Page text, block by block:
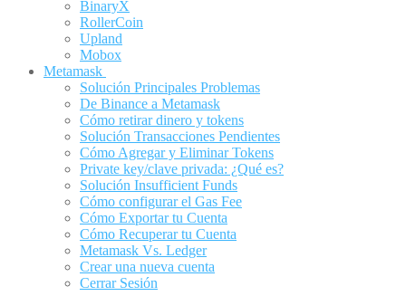
BinaryX
RollerCoin
Upland
Mobox
Metamask
Solución Principales Problemas
De Binance a Metamask
Cómo retirar dinero y tokens
Solución Transacciones Pendientes
Cómo Agregar y Eliminar Tokens
Private key/clave privada: ¿Qué es?
Solución Insufficient Funds
Cómo configurar el Gas Fee
Cómo Exportar tu Cuenta
Cómo Recuperar tu Cuenta
Metamask Vs. Ledger
Crear una nueva cuenta
Cerrar Sesión